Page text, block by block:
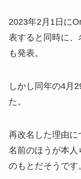
2023年2月1日に
表すると同時に、
も発表。
しかし同年の4月
た。
再改名した理由
名前のほうが本人
のもとだそうです